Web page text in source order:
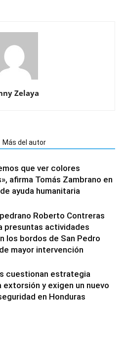
Zelaya
Más del autor
que ver colores
afirma Tomás Zambrano en
ayuda humanitaria
Roberto Contreras
presuntas actividades
los bordos de San Pedro
mayor intervención
cuestionan estrategia
extorsión y exigen un nuevo
en Honduras